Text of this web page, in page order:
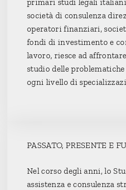
primari studi legali
società di consulenza
operatori finanziari,
fondi di investimento e
lavoro, riesce ad affrontare
studio delle
ogni livello di
PASSATO, PRESENTE E
Nel corso degli anni, lo
assistenza e consulenza